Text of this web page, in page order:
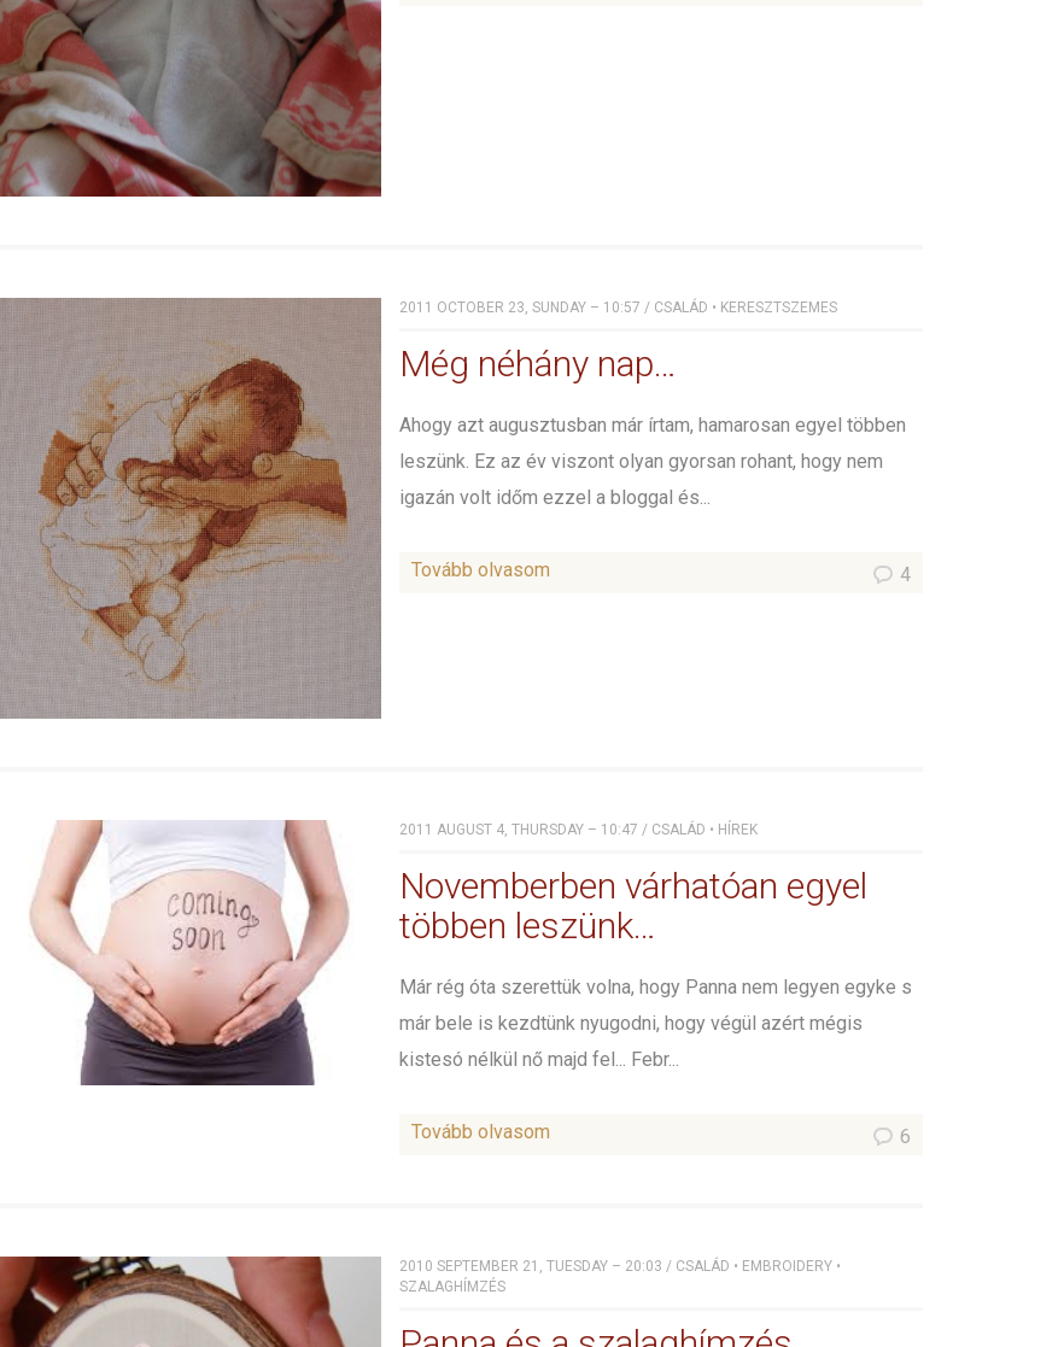
2011 OCTOBER 23, SUNDAY – 10:57 / CSALÁD • KERESZTSZEMES
Még néhány nap…
Ahogy azt augusztusban már írtam, hamarosan egyel többen
leszünk. Ez az év viszont olyan gyorsan rohant, hogy nem
igazán volt időm ezzel a bloggal és...
Tovább olvasom 4
2011 AUGUST 4, THURSDAY – 10:47 / CSALÁD • HÍREK
Novemberben várhatóan egyel
többen leszünk…
Már rég óta szerettük volna, hogy Panna nem legyen egyke s
már bele is kezdtünk nyugodni, hogy végül azért mégis
kistesó nélkül nő majd fel... Febr...
Tovább olvasom 6
2010 SEPTEMBER 21, TUESDAY – 20:03 / CSALÁD • EMBROIDERY •
SZALAGHÍMZÉS